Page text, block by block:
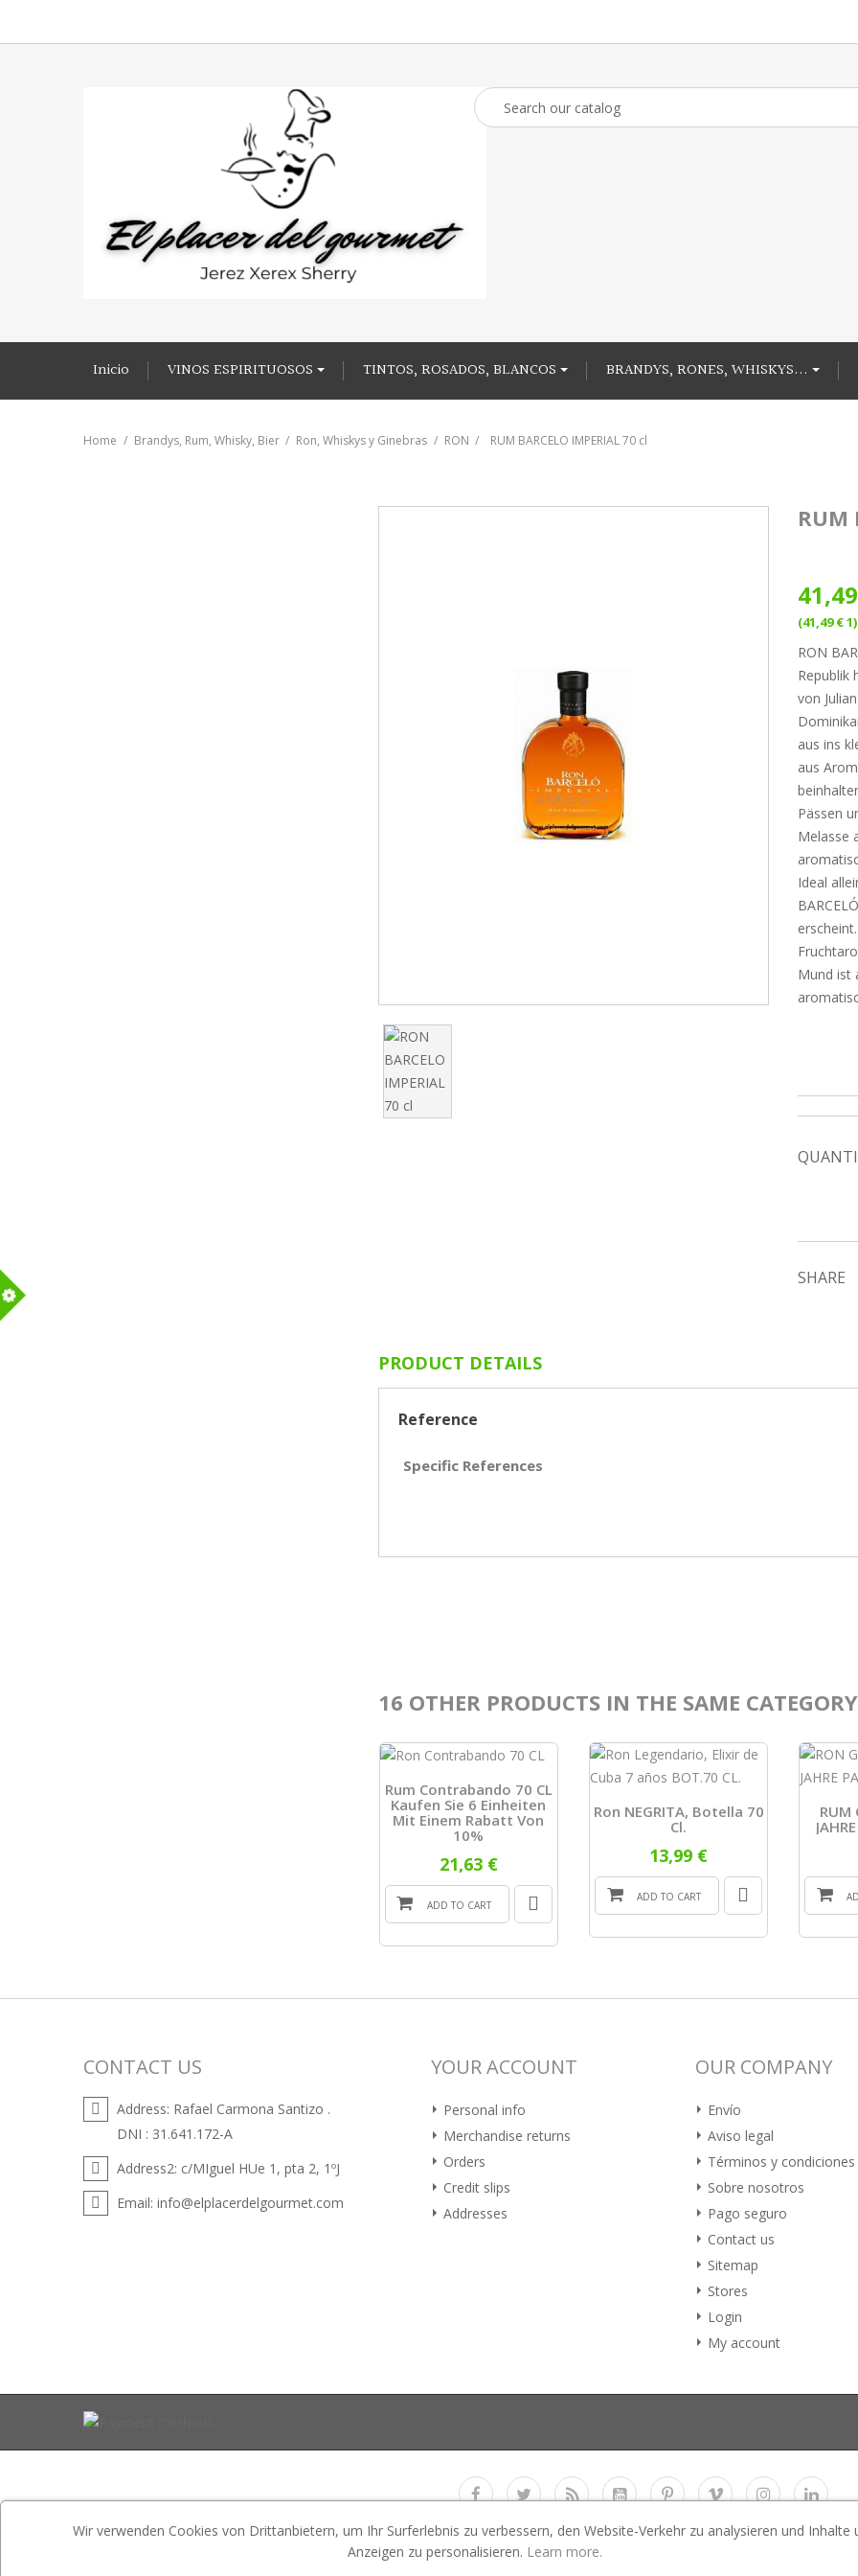
Inicio VINOS ESPIRITUOSOS TINTOS, ROSADOS, BLANCOS BRANDYS, RONES, WHISKYS...
Home Brandys, Rum, Whisky, Bier Ron, Whiskys y Ginebras RON RUM BARCELO IMPERIAL 70 cl
RUM
(41,49 € 1)
RON
Republik
von
aus ins
aus
Pässen
Melasse
Ideal
Mund ist
SHARE
PRODUCT DETAILS
Reference
Specific References
16 OTHER PRODUCTS IN THE SAME
Rum Contrabando 70 CL
Kaufen Sie 6 Einheiten
Mit Einem Rabatt Von
10%
21,63 €
ADD TO CART
Ron NEGRITA, Botella 70
Cl.
13,99 €
ADD TO CART
RUM
CONTACT US
Address: Rafael Carmona Santizo .
DNI : 31.641.172-A
Address2: c/MIguel HUe 1, pta 2, 1ºJ
Email: info@elplacerdelgourmet.com
YOUR ACCOUNT
Personal info
Merchandise returns
Orders
Credit slips
Addresses
OUR COMPANY
Envío
Aviso legal
Términos y condiciones
Sobre nosotros
Pago seguro
Contact us
Sitemap
Stores
Login
My account
Copyright 2017E-Business Co., LTD.All rights reserved
Website is developed byETS-Soft . All images used in the demo website are for preview purpose only
Wir verwenden Cookies von Drittanbietern, um Ihr Surferlebnis zu verbessern, den Website-Verkehr zu analysieren und Inhalte
Anzeigen zu personalisieren. Learn more.